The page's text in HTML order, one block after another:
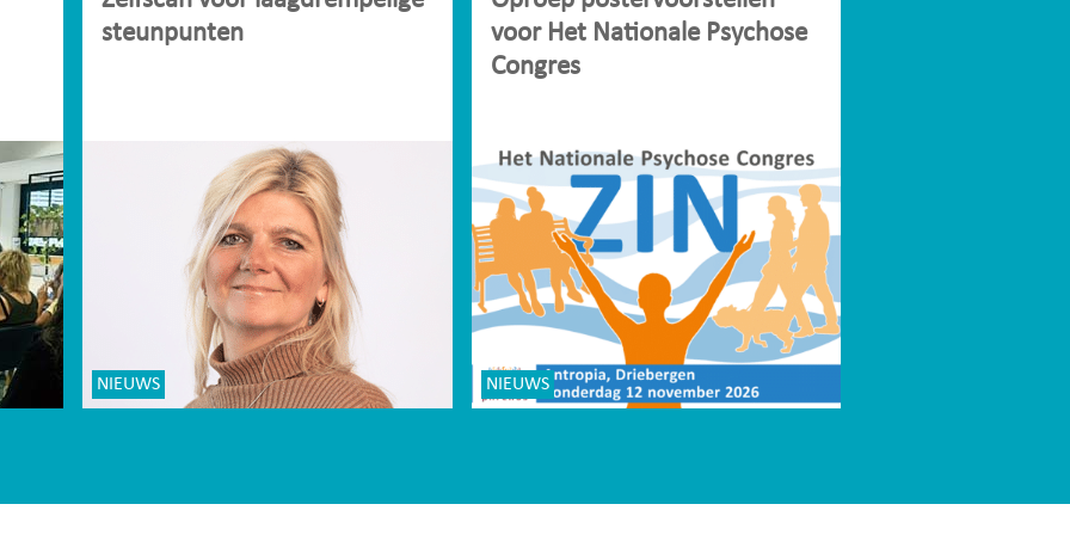
steunpunten
NIEUWS
voor Het Nationale Psychose
Congres
NIEUWS